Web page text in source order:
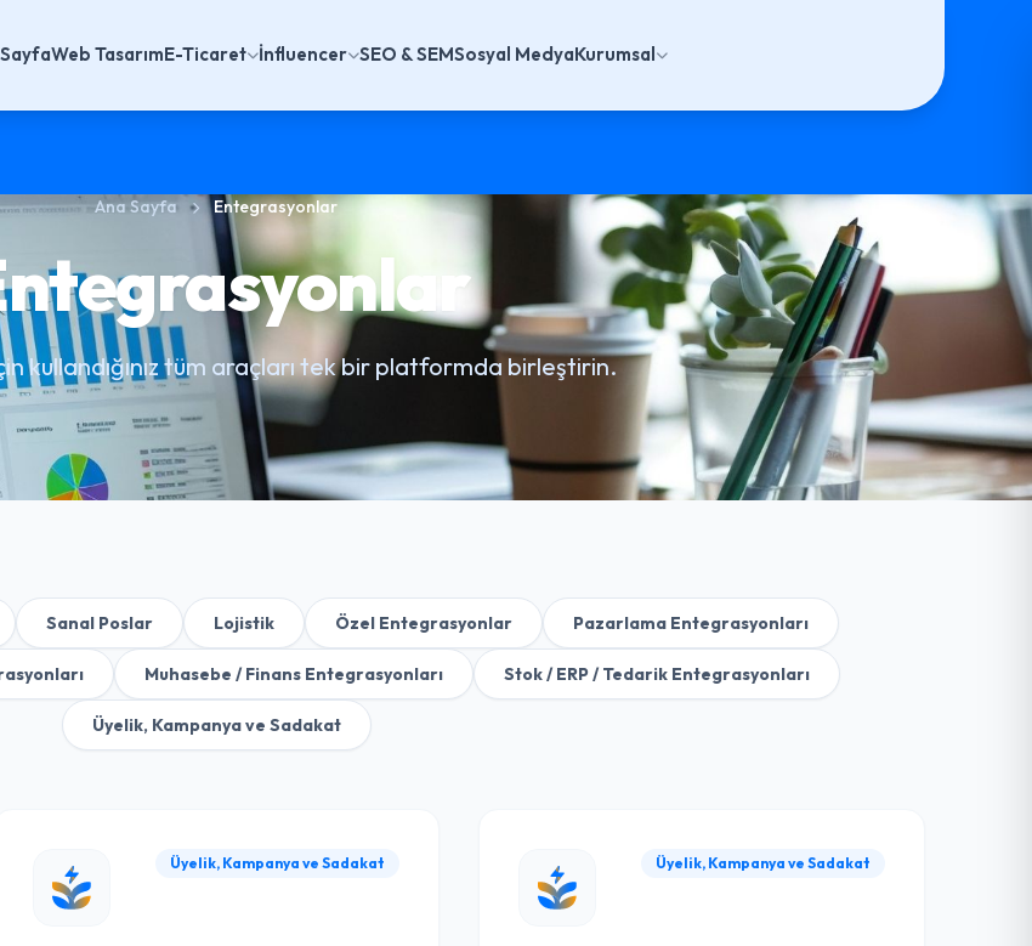
Web TasarımE-Ticaret İnfluencer SEO & SEMSosyal MedyaKurumsal
Ana Sayfa Entegrasyonlar
kullandığınız tüm araçları tek bir platformda birleştirin.
Sanal Poslar Lojistik Özel Entegrasyonlar Pazarlama Entegrasyonları
Muhasebe / Finans Entegrasyonları Stok / ERP / Tedarik Entegrasyonları
Üyelik, Kampanya ve Sadakat
Üyelik, Kampanya ve Sadakat Üyelik, Kampanya ve Sadakat